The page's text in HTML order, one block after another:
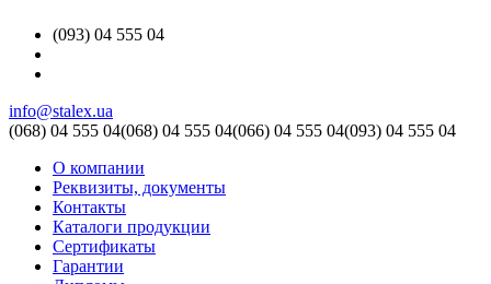
(093) 04 555 04
info@stalex.ua
(068) 04 555 04(068) 04 555 04(066) 04 555 04(093) 04 555 04
О компании
Реквизиты, документы
Контакты
Каталоги продукции
Сертификаты
Гарантии